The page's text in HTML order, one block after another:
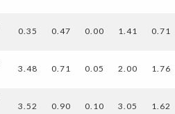
0.35 0.47 0.00 1.41 0.71
3.48 0.71 0.05 2.00 1.76
3.52 0.90 0.10 3.05 1.62